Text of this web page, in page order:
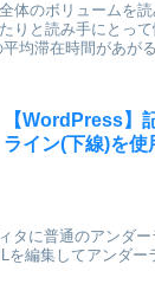
体のボリュームを
りと読み手にとっ
均滞在時間があが
【WordPress】
ライン(下線)を使
タに普通のアンダ
を編集してアンダー